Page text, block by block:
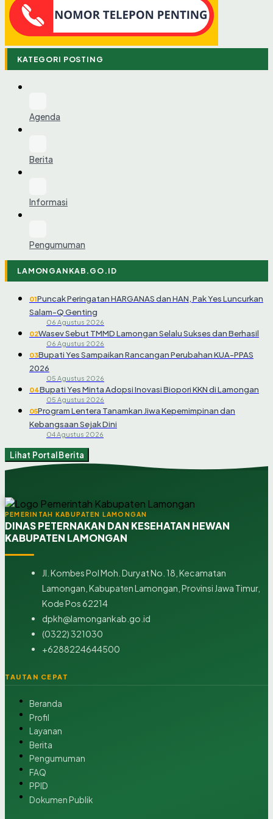
KATEGORI POSTING
Agenda
Berita
Informasi
Pengumuman
LAMONGANKAB.GO.ID
01Puncak Peringatan HARGANAS dan HAN, Pak Yes Luncurkan
Salam-Q Genting
06 Agustus 2026
02Wasev Sebut TMMD Lamongan Selalu Sukses dan Berhasil
06 Agustus 2026
03Bupati Yes Sampaikan Rancangan Perubahan KUA-PPAS
2026
05 Agustus 2026
04Bupati Yes Minta Adopsi Inovasi Biopori KKN di Lamongan
05 Agustus 2026
05Program Lentera Tanamkan Jiwa Kepemimpinan dan
Kebangsaan Sejak Dini
04 Agustus 2026
Lihat Portal Berita
PEMERINTAH KABUPATEN LAMONGAN
DINAS PETERNAKAN DAN KESEHATAN HEWAN
KABUPATEN LAMONGAN
Jl. Kombes Pol Moh. Duryat No. 18, Kecamatan
Lamongan, Kabupaten Lamongan, Provinsi Jawa Timur,
Kode Pos 62214
dpkh@lamongankab.go.id
(0322) 321030
+6288224644500
TAUTAN CEPAT
Beranda
Profil
Layanan
Berita
Pengumuman
FAQ
PPID
Dokumen Publik